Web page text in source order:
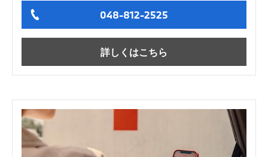
048-812-2525
詳しくはこちら